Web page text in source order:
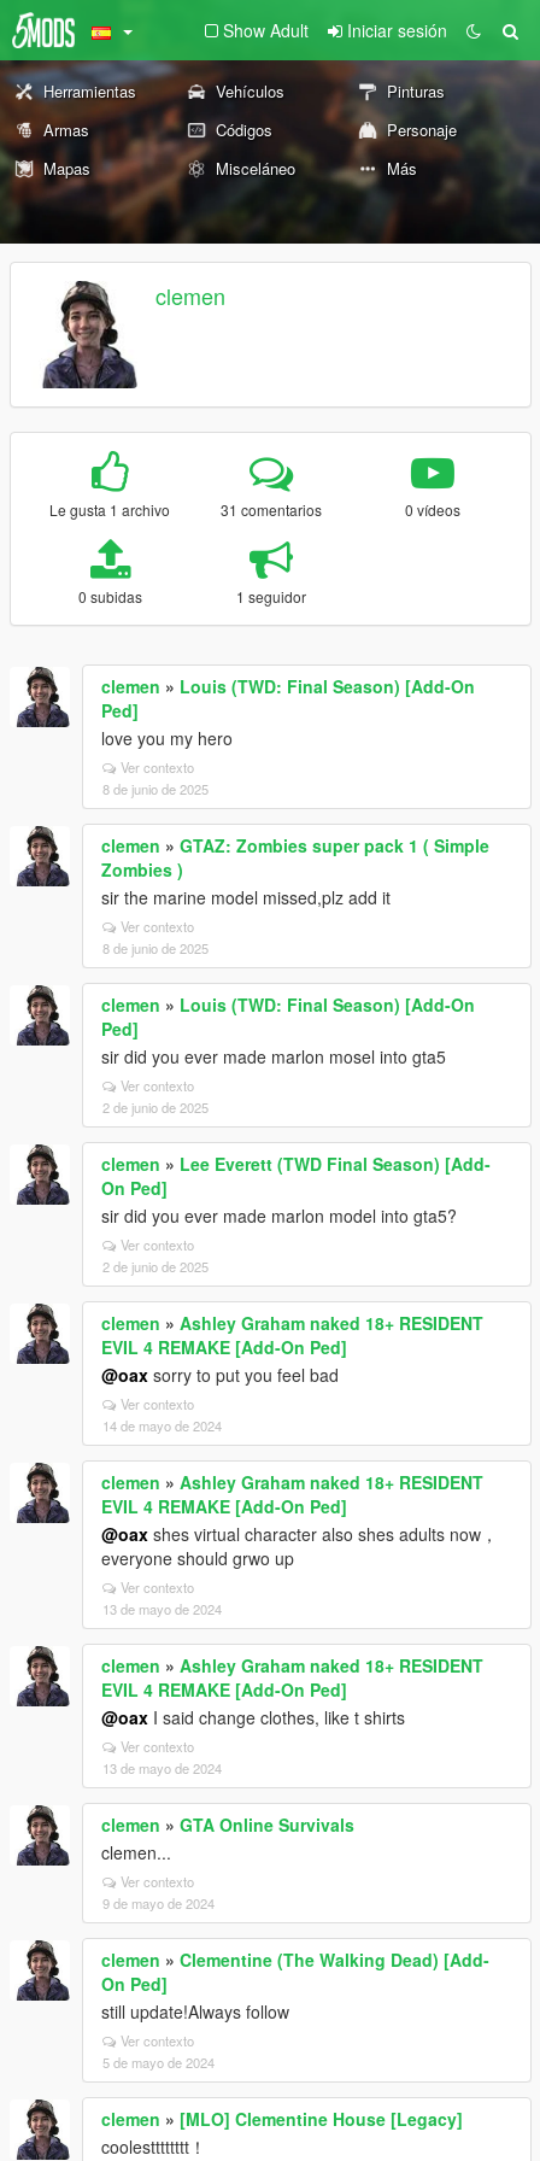
Show Adult Iniciar sesión
Herramientas Vehículos
Pinturas
Armas
Códigos
Personaje
Mapas
Misceláneo Más
clemen
Le gusta 1 archivo 31 comentarios 0 vídeos
0 subidas 1 seguidor
clemen » Louis (TWD: Final Season) [Add-On
Ped]
love you my hero
Ver contexto
8 de junio de 2025
clemen » GTAZ: Zombies super pack 1 ( Simple
Zombies )
sir the marine model missed,plz add it
Ver contexto
8 de junio de 2025
clemen » Louis (TWD: Final Season) [Add-On
Ped]
sir did you ever made marlon mosel into gta5
Ver contexto
2 de junio de 2025
clemen » Lee Everett (TWD Final Season) [Add-
On Ped]
sir did you ever made marlon model into gta5?
Ver contexto
2 de junio de 2025
clemen » Ashley Graham naked 18+ RESIDENT
EVIL 4 REMAKE [Add-On Ped]
@oax sorry to put you feel bad
Ver contexto
14 de mayo de 2024
clemen » Ashley Graham naked 18+ RESIDENT
EVIL 4 REMAKE [Add-On Ped]
@oax shes virtual character also shes adults now，
everyone should grwo up
Ver contexto
13 de mayo de 2024
clemen » Ashley Graham naked 18+ RESIDENT
EVIL 4 REMAKE [Add-On Ped]
@oax I said change clothes, like t shirts
Ver contexto
13 de mayo de 2024
clemen » GTA Online Survivals
clemen...
Ver contexto
9 de mayo de 2024
clemen » Clementine (The Walking Dead) [Add-
On Ped]
still update!Always follow
Ver contexto
5 de mayo de 2024
clemen » [MLO] Clementine House [Legacy]
coolestttttttt！